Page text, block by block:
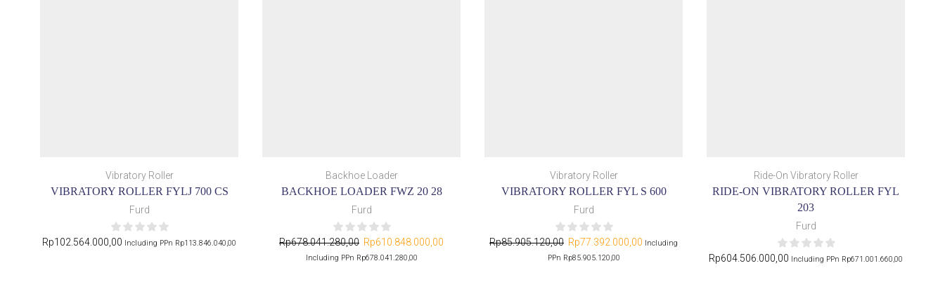
Vibratory Roller
VIBRATORY ROLLER FYLJ 700 CS
Furd
Rp102.564.000,00 Including PPn Rp113.846.040,00
Backhoe Loader
BACKHOE LOADER FWZ 20 28
Furd
Rp678.041.280,00 Rp610.848.000,00
Including PPn Rp678.041.280,00
Vibratory Roller
VIBRATORY ROLLER FYL S 600
Furd
Rp85.905.120,00 Rp77.392.000,00 Including
PPn Rp85.905.120,00
Ride-On Vibratory Roller
RIDE-ON VIBRATORY ROLLER FYL
203
Furd
Rp604.506.000,00 Including PPn Rp671.001.660,00